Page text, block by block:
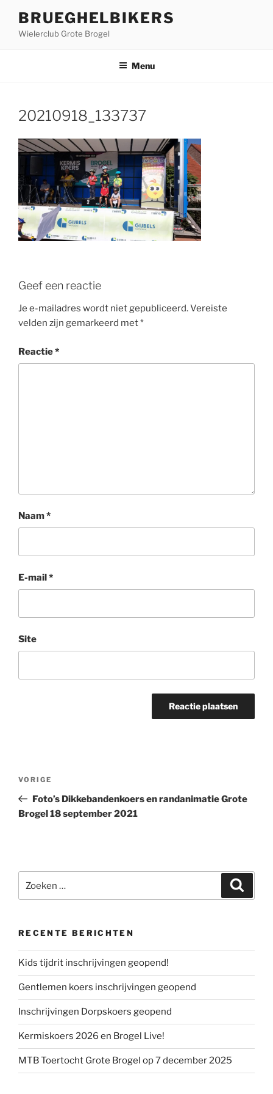
BRUEGHELBIKERS
Wielerclub Grote Brogel
Menu
20210918_133737
Geef een reactie
Je e-mailadres wordt niet gepubliceerd.Vereiste
velden zijn gemarkeerd met*
Reactie*
Naam*
E-mail*
Site
Vorig
bericht
VORIGE
Foto’s Dikkebandenkoers en randanimatie Grote
Brogel 18 september 2021
naar:
RECENTE BERICHTEN
Kids tijdrit inschrijvingen geopend!
Gentlemen koers inschrijvingen geopend
Inschrijvingen Dorpskoers geopend
Kermiskoers 2026 en Brogel Live!
MTB Toertocht Grote Brogel op 7 december 2025